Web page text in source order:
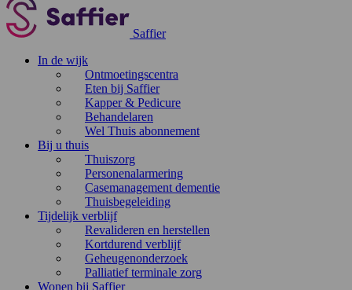
Saffier
In de wijk
Ontmoetingscentra
Eten bij Saffier
Kapper & Pedicure
Behandelaren
Wel Thuis abonnement
Bij u thuis
Thuiszorg
Personenalarmering
Casemanagement dementie
Thuisbegeleiding
Tijdelijk verblijf
Revalideren en herstellen
Kortdurend verblijf
Geheugenonderzoek
Palliatief terminale zorg
Wonen bij Saffier